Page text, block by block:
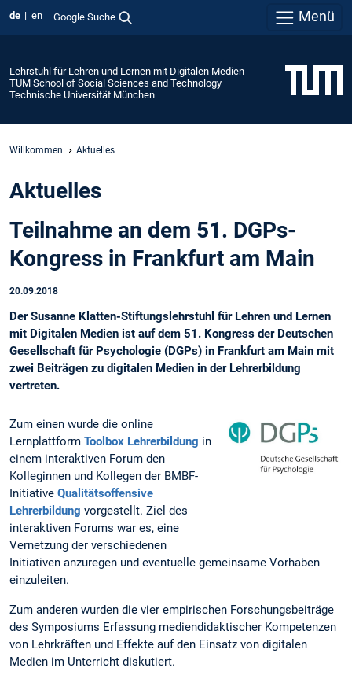
de en Google Suche Menü
Lehrstuhl für Lehren und Lernen mit Digitalen Medien
TUM School of Social Sciences and Technology
Technische Universität München
Willkommen Aktuelles
Aktuelles
Teilnahme an dem 51. DGPs-
Kongress in Frankfurt am Main
20.09.2018
Der Susanne Klatten-Stiftungslehrstuhl für Lehren und Lernen
mit Digitalen Medien ist auf dem 51. Kongress der Deutschen
Gesellschaft für Psychologie (DGPs) in Frankfurt am Main mit
zwei Beiträgen zu digitalen Medien in der Lehrerbildung
vertreten.
Zum einen wurde die online
Lernplattform Toolbox Lehrerbildung in
einem interaktiven Forum den
Kolleginnen und Kollegen der BMBF-
Initiative Qualitätsoffensive
Lehrerbildung vorgestellt. Ziel des
interaktiven Forums war es, eine
Vernetzung der verschiedenen
Initiativen anzuregen und eventuelle gemeinsame Vorhaben
einzuleiten.
Zum anderen wurden die vier empirischen Forschungsbeiträge
des Symposiums Erfassung mediendidaktischer Kompetenzen
von Lehrkräften und Effekte auf den Einsatz von digitalen
Medien im Unterricht diskutiert.